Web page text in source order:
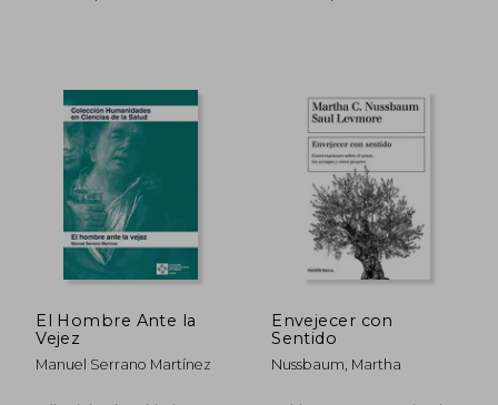
$ 35.36
El Hombre Ante la
Vejez
Manuel Serrano Martínez
Envejecer con
Sentido
Nussbaum, Martha